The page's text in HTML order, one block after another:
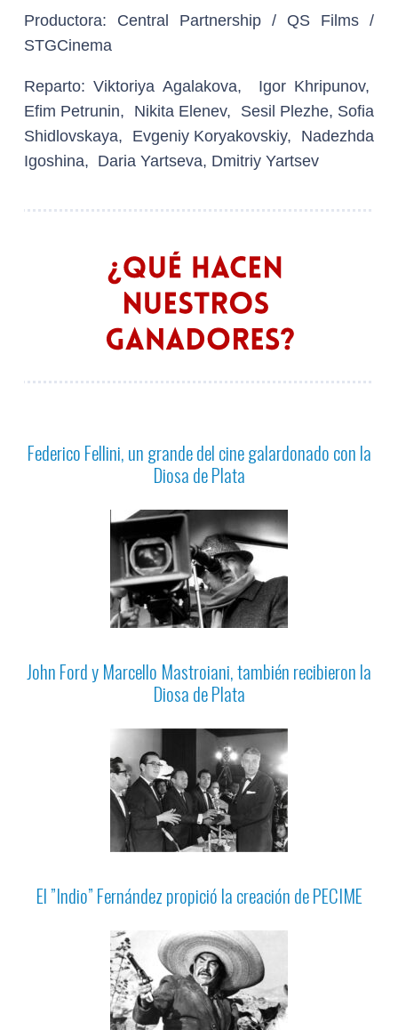
Productora: Central Partnership / QS Films /
STGCinema
Reparto: Viktoriya Agalakova, Igor Khripunov,
Efim Petrunin, Nikita Elenev, Sesil Plezhe, Sofia
Shidlovskaya, Evgeniy Koryakovskiy, Nadezhda
Igoshina, Daria Yartseva, Dmitriy Yartsev
Federico Fellini, un grande del cine galardonado con la
Diosa de Plata
John Ford y Marcello Mastroiani, también recibieron la
Diosa de Plata
El ”Indio” Fernández propició la creación de PECIME